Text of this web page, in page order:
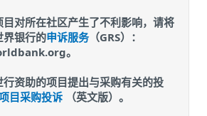
对所在社区产生了不利影响，请将
界银行的申诉服务（GRS）：
。
资助的项目提出与采购有关的投
目采购投诉 （英文版）。